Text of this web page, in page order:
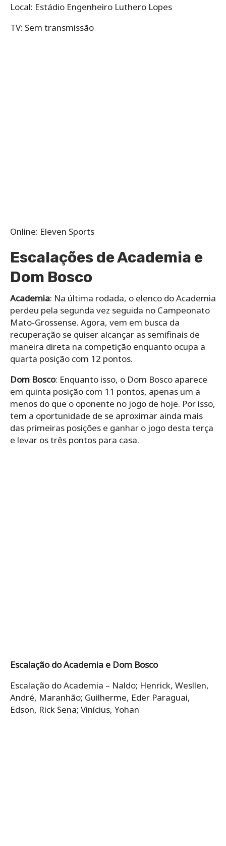
Local: Estádio Engenheiro Luthero Lopes
TV: Sem transmissão
Online: Eleven Sports
Escalações de Academia e
Dom Bosco
Academia: Na última rodada, o elenco do Academia
perdeu pela segunda vez seguida no Campeonato
Mato-Grossense. Agora, vem em busca da
recuperação se quiser alcançar as semifinais de
maneira direta na competição enquanto ocupa a
quarta posição com 12 pontos.
Dom Bosco: Enquanto isso, o Dom Bosco aparece
em quinta posição com 11 pontos, apenas um a
menos do que o oponente no jogo de hoje. Por isso,
tem a oportunidade de se aproximar ainda mais
das primeiras posições e ganhar o jogo desta terça
e levar os três pontos para casa.
Escalação do Academia e Dom Bosco
Escalação do Academia – Naldo; Henrick, Wesllen,
André, Maranhão; Guilherme, Eder Paraguai,
Edson, Rick Sena; Vinícius, Yohan